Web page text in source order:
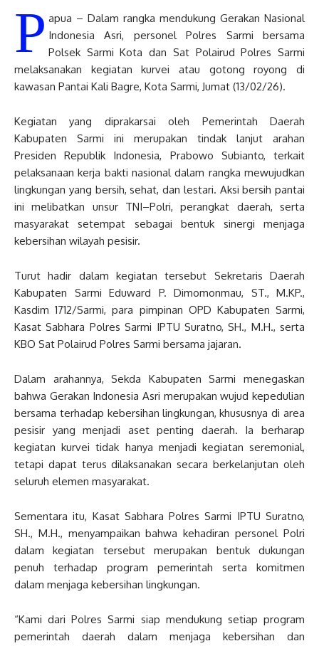
P apua – Dalam rangka mendukung Gerakan Nasional
Indonesia Asri, personel Polres Sarmi bersama
Polsek Sarmi Kota dan Sat Polairud Polres Sarmi
melaksanakan kegiatan kurvei atau gotong royong di
kawasan Pantai Kali Bagre, Kota Sarmi, Jumat (13/02/26).
Kegiatan yang diprakarsai oleh Pemerintah Daerah
Kabupaten Sarmi ini merupakan tindak lanjut arahan
Presiden Republik Indonesia, Prabowo Subianto, terkait
pelaksanaan kerja bakti nasional dalam rangka mewujudkan
lingkungan yang bersih, sehat, dan lestari. Aksi bersih pantai
ini melibatkan unsur TNI–Polri, perangkat daerah, serta
masyarakat setempat sebagai bentuk sinergi menjaga
kebersihan wilayah pesisir.
Turut hadir dalam kegiatan tersebut Sekretaris Daerah
Kabupaten Sarmi Eduward P. Dimomonmau, ST., M.KP.,
Kasdim 1712/Sarmi, para pimpinan OPD Kabupaten Sarmi,
Kasat Sabhara Polres Sarmi IPTU Suratno, SH., M.H., serta
KBO Sat Polairud Polres Sarmi bersama jajaran.
Dalam arahannya, Sekda Kabupaten Sarmi menegaskan
bahwa Gerakan Indonesia Asri merupakan wujud kepedulian
bersama terhadap kebersihan lingkungan, khususnya di area
pesisir yang menjadi aset penting daerah. Ia berharap
kegiatan kurvei tidak hanya menjadi kegiatan seremonial,
tetapi dapat terus dilaksanakan secara berkelanjutan oleh
seluruh elemen masyarakat.
Sementara itu, Kasat Sabhara Polres Sarmi IPTU Suratno,
SH., M.H., menyampaikan bahwa kehadiran personel Polri
dalam kegiatan tersebut merupakan bentuk dukungan
penuh terhadap program pemerintah serta komitmen
dalam menjaga kebersihan lingkungan.
“Kami dari Polres Sarmi siap mendukung setiap program
pemerintah daerah dalam menjaga kebersihan dan